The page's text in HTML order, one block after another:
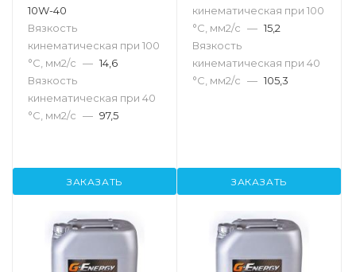
10W-40
Вязкость
кинематическая при 100
°С, мм2/с — 14,6
Вязкость
кинематическая при 40
°С, мм2/с — 97,5
ЗАКАЗАТЬ
кинематическая при 100
°С, мм2/с — 15,2
Вязкость
кинематическая при 40
°С, мм2/с — 105,3
ЗАКАЗАТЬ